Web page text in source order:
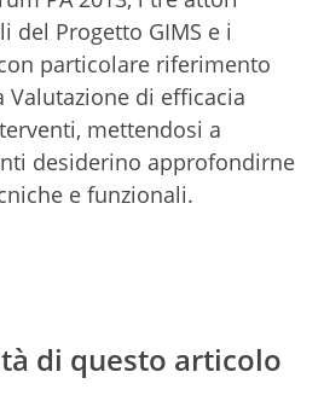
del Progetto GIMS e i
particolare riferimento
Valutazione di efficacia
mettendosi a
desiderino approfondirne
e funzionali.
di questo articolo